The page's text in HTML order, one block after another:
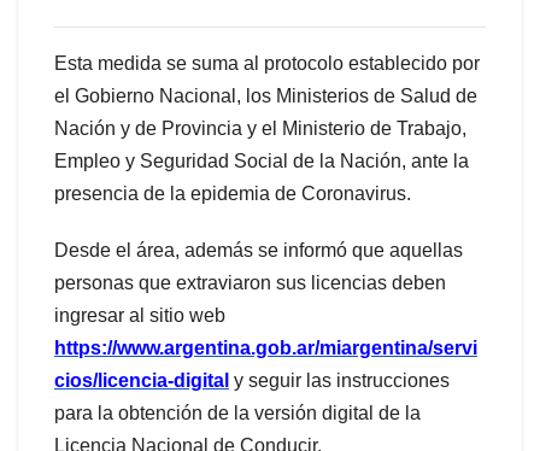
Esta medida se suma al protocolo establecido por
el Gobierno Nacional, los Ministerios de Salud de
Nación y de Provincia y el Ministerio de Trabajo,
Empleo y Seguridad Social de la Nación, ante la
presencia de la epidemia de Coronavirus.
Desde el área, además se informó que aquellas
personas que extraviaron sus licencias deben
ingresar al sitio web
https://www.argentina.gob.ar/miargentina/servi
cios/licencia-digital y seguir las instrucciones
para la obtención de la versión digital de la
Licencia Nacional de Conducir.